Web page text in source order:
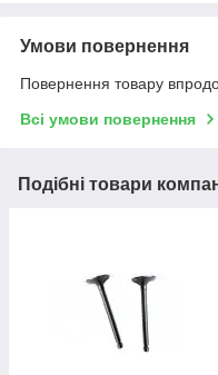
Умови повернення
Повернення товару
Всі умови повернення
Подібні товари